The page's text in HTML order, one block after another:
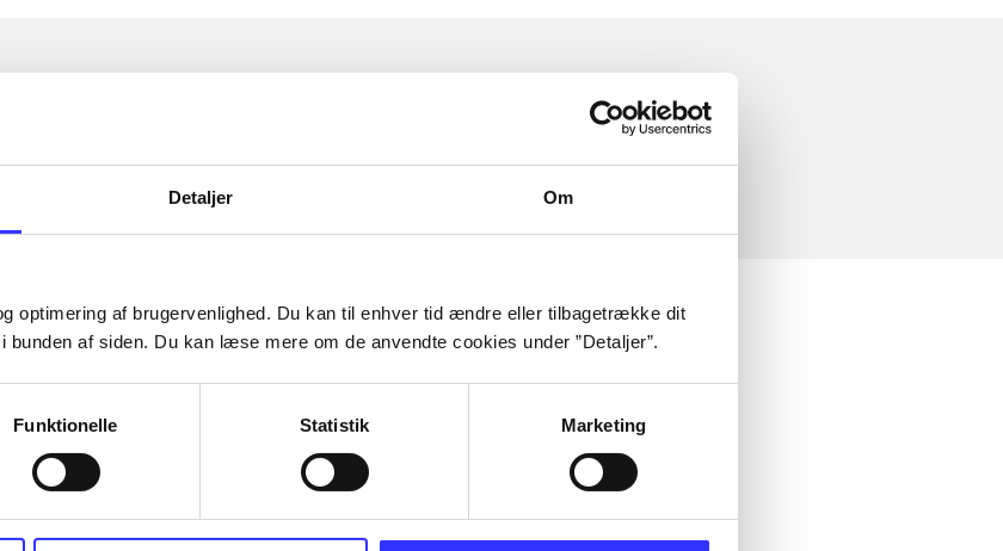
Detaljer Om
optimering af brugervenlighed. Du kan til enhver tid ændre eller tilbagetrække dit
bunden af siden. Du kan læse mere om de anvendte cookies under ”Detaljer”.
Funktionelle Statistik Marketing